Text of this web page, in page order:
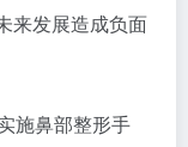
来发展造成负面
施鼻部整形手